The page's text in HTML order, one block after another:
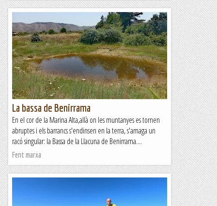
La bassa de Benirrama
En el cor de la Marina Alta,allà on les muntanyes es tornen
abruptes i els barrancs s'endinsen en la terra, s'amaga un
racó singular: la Bassa de la Llacuna de Benirrama....
Fent marxa